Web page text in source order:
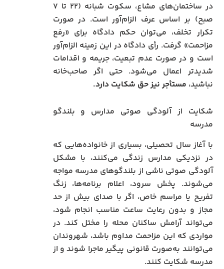
در ساختمان‌های مشاع، سکوت شبانه (۲۲ تا ۷
صبح) بر اساس عرف الزام‌آور است. در صورت
تکرار تخلف، می‌توان حکم دادگاه برای «رفع
مزاحمت» گرفت. رأی دادگاه در این زمینه الزام‌آور
است و در صورت عدم تبعیت، جریمه و اقدامات
شدیدتر اعمال می‌شود. حتی اگر صاحب‌خانه
نباشید، مستأجر نیز حق شکایت دارد.
شکایت از آلودگی صوتی مدارس و بلندگو
مدرسه
با آغاز سال تحصیلی، بسیاری از خانواده‌هایی که
در نزدیکی مدارس زندگی می‌کنند، با مشکل
آلودگی صوتی ناشی از بلندگوهای مدرسه مواجه
می‌شوند. پخش سرود، اعلام برنامه‌ها، زنگ
تفریح یا مراسم خاص، اگر با صدای بیش از حد
مجاز و بدون رعایت ساعت مناسب انجام شود،
می‌تواند آرامش ساکنان محله را مختل کند. در
مواردی که این مزاحمت مداوم باشد، شهروندان
می‌توانند به‌صورت قانونی پیگیر ماجرا شوند و از
مدرسه شکایت کنند.